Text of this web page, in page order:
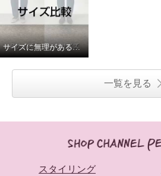
サイズに無理があると思いながら
一覧を見る
スタイリング